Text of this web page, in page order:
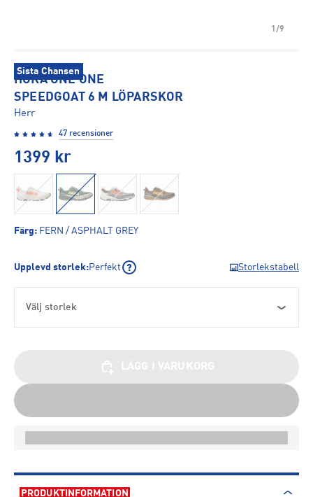
1/9
Sista Chansen
HOKA ONE ONE
SPEEDGOAT 6 M LÖPARSKOR
Herr
47 recensioner
1399 kr
Färg: FERN / ASPHALT GREY
Upplevd storlek:Perfekt Storlekstabell
Välj storlek
PRODUKTINFORMATION